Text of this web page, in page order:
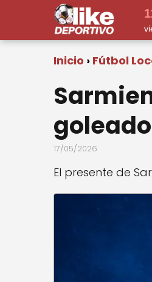
Inicio Fútbol
17/05/2026
El presente de